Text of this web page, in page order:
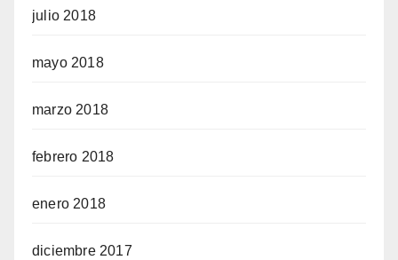
julio 2018
mayo 2018
marzo 2018
febrero 2018
enero 2018
diciembre 2017